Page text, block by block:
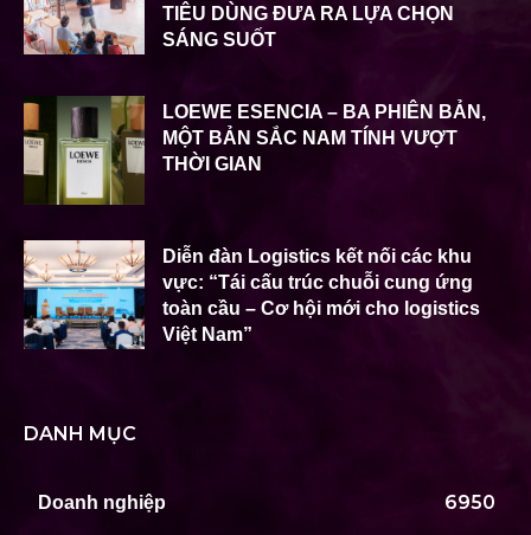
TIÊU DÙNG ĐƯA RA LỰA CHỌN
SÁNG SUỐT
LOEWE ESENCIA – BA PHIÊN BẢN,
MỘT BẢN SẮC NAM TÍNH VƯỢT
THỜI GIAN
Diễn đàn Logistics kết nối các khu
vực: “Tái cấu trúc chuỗi cung ứng
toàn cầu – Cơ hội mới cho logistics
Việt Nam”
DANH MỤC
Doanh nghiệp 6950